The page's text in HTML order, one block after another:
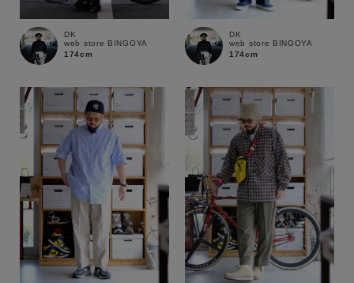
DK
web store BINGOYA
174cm
DK
web store BINGOYA
174cm